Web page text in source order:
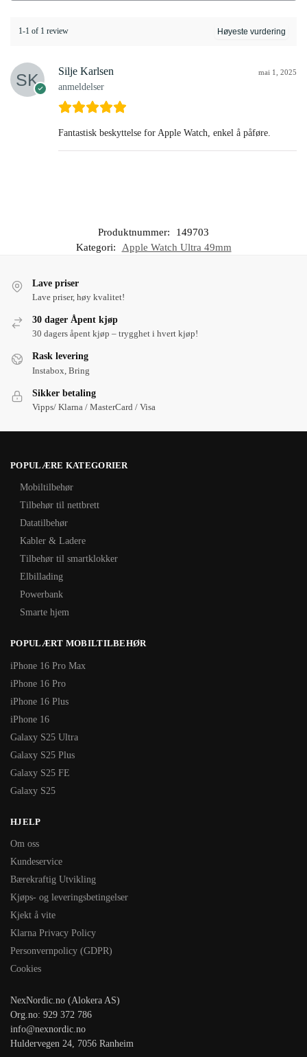
1-1 of 1 review
Silje Karlsen
anmeldelser
mai 1, 2025
Fantastisk beskyttelse for Apple Watch, enkel å påføre.
Produktnummer:
149703
Kategori:
Apple Watch Ultra 49mm
Lave priser
Lave priser, høy kvalitet!
30 dager Åpent kjøp
30 dagers åpent kjøp – trygghet i hvert kjøp!
Rask levering
Instabox, Bring
Sikker betaling
Vipps/ Klarna / MasterCard / Visa
POPULÆRE KATEGORIER
Mobiltilbehør
Tilbehør til nettbrett
Datatilbehør
Kabler & Ladere
Tilbehør til smartklokker
Elbillading
Powerbank
Smarte hjem
POPULÆRT MOBILTILBEHØR
iPhone 16 Pro Max
iPhone 16 Pro
iPhone 16 Plus
iPhone 16
Galaxy S25 Ultra
Galaxy S25 Plus
Galaxy S25 FE
Galaxy S25
HJELP
Om oss
Kundeservice
Bærekraftig Utvikling
Kjøps- og leveringsbetingelser
Kjekt å vite
Klarna Privacy Policy
Personvernpolicy (GDPR)
Cookies
NexNordic.no (Alokera AS)
Org.no: 929 372 786
info@nexnordic.no
Huldervegen 24, 7056 Ranheim